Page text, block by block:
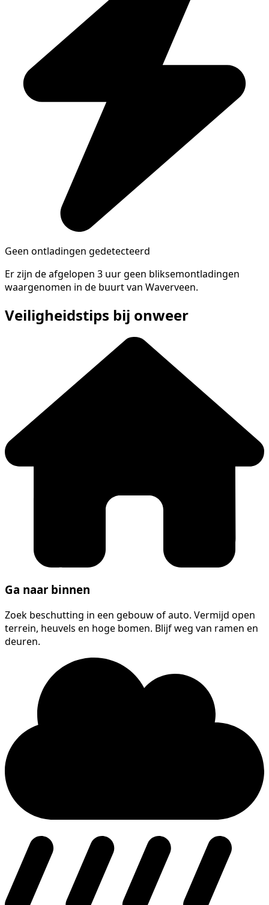
Geen ontladingen gedetecteerd
Er zijn de afgelopen 3 uur geen bliksemontladingen
waargenomen in de buurt van Waverveen.
Veiligheidstips bij onweer
Ga naar binnen
Zoek beschutting in een gebouw of auto. Vermijd open
terrein, heuvels en hoge bomen. Blijf weg van ramen en
deuren.